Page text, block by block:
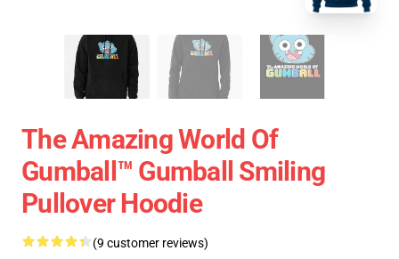
The Amazing World Of
Gumball™ Gumball Smiling
Pullover Hoodie
(9 customer reviews)